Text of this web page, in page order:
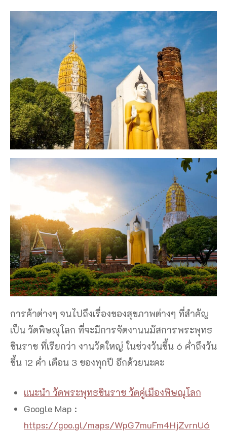
การค้าต่างๆ จนไปถึงเรื่องของสุขภาพต่างๆ ที่สำคัญ
เป็น วัดพิษณุโลก ที่จะมีการจัดงานนมัสการพระพุทธ
ชินราช ที่เรียกว่า งานวัดใหญ่ ในช่วงวันขึ้น 6 ค่ำถึงวัน
ขึ้น 12 ค่ำ เดือน 3 ของทุกปี อีกด้วยนะคะ
แนะนำ วัดพระพุทธชินราช วัดคู่เมืองพิษณุโลก
Google Map :
https://goo.gl/maps/WpG7muFm4HjZvrnU6